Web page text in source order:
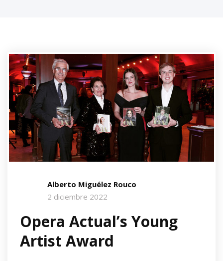
Alberto Miguélez Rouco
2 diciembre 2022
Opera Actual’s Young
Artist Award